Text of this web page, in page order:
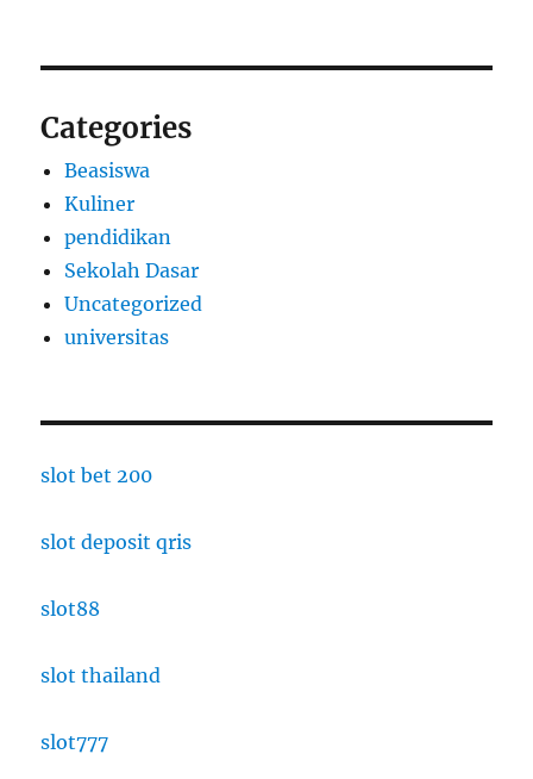
Categories
Beasiswa
Kuliner
pendidikan
Sekolah Dasar
Uncategorized
universitas
slot bet 200
slot deposit qris
slot88
slot thailand
slot777